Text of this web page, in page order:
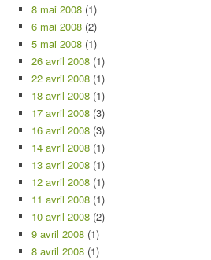
8 mai 2008 (1)
6 mai 2008 (2)
5 mai 2008 (1)
26 avril 2008 (1)
22 avril 2008 (1)
18 avril 2008 (1)
17 avril 2008 (3)
16 avril 2008 (3)
14 avril 2008 (1)
13 avril 2008 (1)
12 avril 2008 (1)
11 avril 2008 (1)
10 avril 2008 (2)
9 avril 2008 (1)
8 avril 2008 (1)